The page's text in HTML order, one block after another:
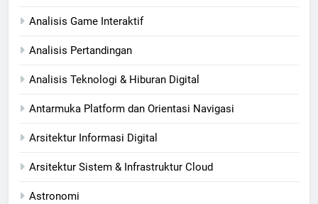
Analisis Game Interaktif
Analisis Pertandingan
Analisis Teknologi & Hiburan Digital
Antarmuka Platform dan Orientasi Navigasi
Arsitektur Informasi Digital
Arsitektur Sistem & Infrastruktur Cloud
Astronomi